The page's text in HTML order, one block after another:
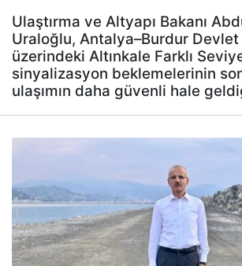
Ulaştırma ve Altyapı Bakanı
Uraloğlu, Antalya–Burdur Devlet
üzerindeki Altınkale Farklı
sinyalizasyon beklemelerinin
ulaşımın daha güvenli hale